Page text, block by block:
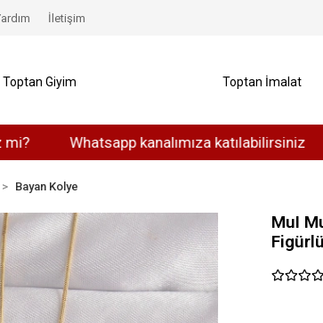
Whatsapp kanalımıza katılabilirsiniz
İletişim
Toptan Giyim Toptan İmalat
Bayan Kolye
MuI